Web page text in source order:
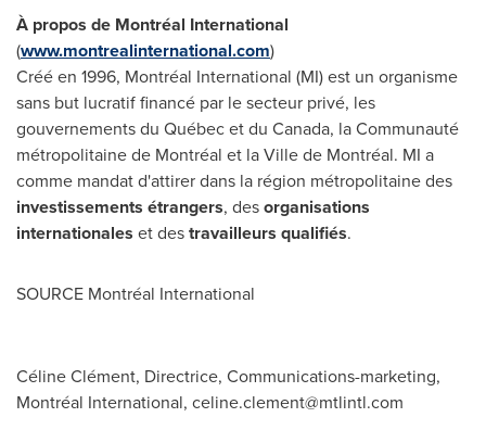
À propos de Montréal International
(www.montrealinternational.com)
Créé en 1996, Montréal International (MI) est un organisme
sans but lucratif financé par le secteur privé, les
gouvernements du Québec et du Canada, la Communauté
métropolitaine de Montréal et la Ville de Montréal. MI a
comme mandat d'attirer dans la région métropolitaine des
investissements étrangers, desorganisations
internationales et destravailleurs qualifiés.
SOURCE Montréal International
Céline Clément, Directrice, Communications-marketing,
Montréal International, celine.clement@mtlintl.com